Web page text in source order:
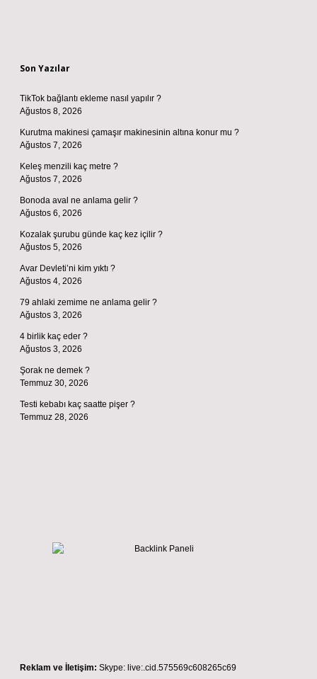
Son Yazılar
TikTok bağlantı ekleme nasıl yapılır ?
Ağustos 8, 2026
Kurutma makinesi çamaşır makinesinin altına konur mu ?
Ağustos 7, 2026
Keleş menzili kaç metre ?
Ağustos 7, 2026
Bonoda aval ne anlama gelir ?
Ağustos 6, 2026
Kozalak şurubu günde kaç kez içilir ?
Ağustos 5, 2026
Avar Devleti’ni kim yıktı ?
Ağustos 4, 2026
79 ahlaki zemime ne anlama gelir ?
Ağustos 3, 2026
4 birlik kaç eder ?
Ağustos 3, 2026
Şorak ne demek ?
Temmuz 30, 2026
Testi kebabı kaç saatte pişer ?
Temmuz 28, 2026
Reklam ve İletişim: Skype: live:.cid.575569c608265c69